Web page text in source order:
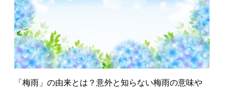
「梅雨」の由来とは？意外と知らない梅雨の意味や